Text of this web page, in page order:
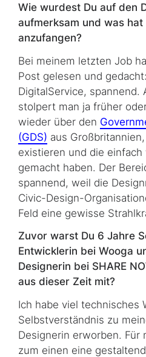
Wie wurdest Du auf den
aufmerksam und was
anzufangen?
Bei meinem letzten Job
Post gelesen und
DigitalService, spannend.
stolpert man ja früher
wieder über den
(GDS) aus
existieren und die einfach
gemacht haben. Der
spannend, weil die
Civic-Design-
Feld eine gewisse
Zuvor warst Du 6 Jahre
Entwicklerin bei Wooga
Designerin bei SHARE
aus dieser Zeit mit?
Ich habe viel technisches
Selbstverständnis zu
Designerin erworben. Für
zum einen eine